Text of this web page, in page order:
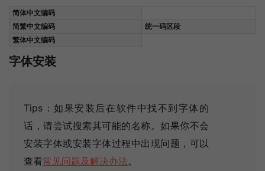
简体中文编码
简繁中文编码
统一码区段
繁体中文编码
字体安装
Tips：如果安装后在软件中找不到字体的
话，请尝试搜索其可能的名称。如果你不会
安装字体或安装字体过程中出现问题，可以
查看常见问题及解决办法。